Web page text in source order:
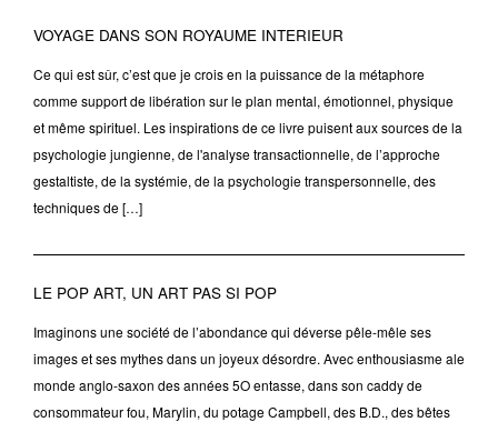
VOYAGE DANS SON ROYAUME INTERIEUR
Ce qui est sûr, c’est que je crois en la puissance de la métaphore
comme support de libération sur le plan mental, émotionnel, physique
et même spirituel. Les inspirations de ce livre puisent aux sources de la
psychologie jungienne, de l'analyse transactionnelle, de l’approche
gestaltiste, de la systémie, de la psychologie transpersonnelle, des
techniques de […]
LE POP ART, UN ART PAS SI POP
Imaginons une société de l’abondance qui déverse pêle-mêle ses
images et ses mythes dans un joyeux désordre. Avec enthousiasme ale
monde anglo-saxon des années 5O entasse, dans son caddy de
consommateur fou, Marylin, du potage Campbell, des B.D., des bêtes